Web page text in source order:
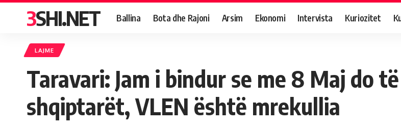
3SHI.NET Ballina Bota dhe Rajoni Arsim Ekonomi Intervista Kuriozitet
LAJME
Taravari: Jam i bindur se me 8 Maj do
shqiptarët, VLEN është mrekullia